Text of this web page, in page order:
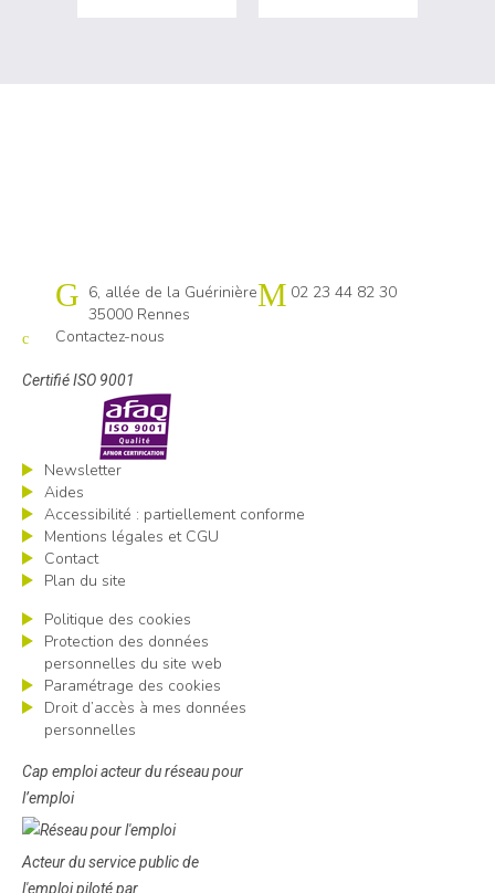
Cap emploi 35
6, allée de la Guérinière
35000 Rennes
02 23 44 82 30
Contactez-nous
Certifié ISO 9001
Newsletter
Aides
Accessibilité : partiellement conforme
Mentions légales et CGU
Contact
Plan du site
Politique des cookies
Protection des données
personnelles du site web
Paramétrage des cookies
Droit d’accès à mes données
personnelles
Cap emploi acteur du réseau pour
l’emploi
Acteur du service public de
l'emploi piloté par